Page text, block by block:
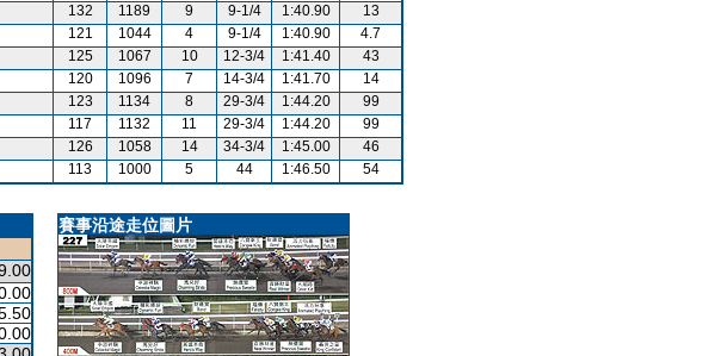
132 1189 9 9-1/4 1:40.90
13
121 1044 4 9-1/4 1:40.90
4.7
125 1067 10 12-3/4 1:41.40
43
120 1096 7 14-3/4 1:41.70
14
123 1134 8 29-3/4 1:44.20
99
117 1132 11 29-3/4 1:44.20
99
126 1058 14 34-3/4 1:45.00
46
113 1000 5 44 1:46.50 54
賽事沿途走位圖片